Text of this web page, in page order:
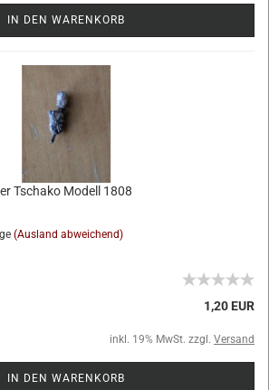
IN DEN WARENKORB
Tschako Modell 1808
(Ausland abweichend)
1,20 EUR
inkl. 19% MwSt. zzgl. Versand
IN DEN WARENKORB